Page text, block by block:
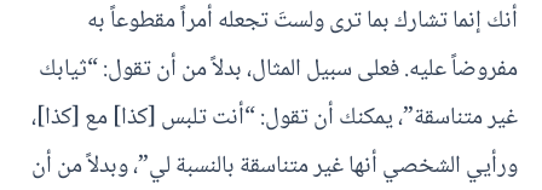
أنك إنما تشارك بما ترى ولستَ تجعله أمراً مقطوعاً به
مفروضاً عليه. فعلى سبيل المثال، بدلاً من أن تقول: “ثيابك
غير متناسقة”، يمكنك أن تقول: “أنت تلبس [كذا] مع [كذا]،
ورأيي الشخصي أنها غير متناسقة بالنسبة لي”، وبدلاً من أن